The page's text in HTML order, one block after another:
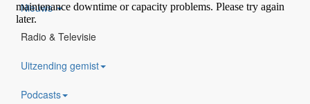
Nieuws
Radio & Televisie
Uitzending gemist
Podcasts